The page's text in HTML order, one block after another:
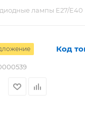
лампы E27/E40
Код